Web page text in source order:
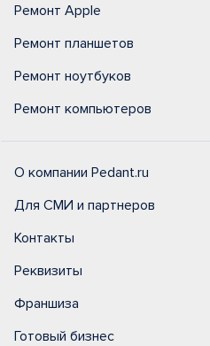
Ремонт Apple
Ремонт планшетов
Ремонт ноутбуков
Ремонт компьютеров
О компании Pedant.ru
Для СМИ и партнеров
Контакты
Реквизиты
Франшиза
Готовый бизнес